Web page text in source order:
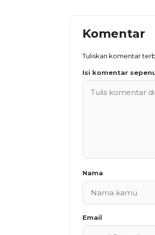
Komentar
Tuliskan komentar
Isi komentar
Nama
Email